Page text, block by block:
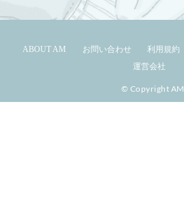
ABOUT AM お問い合わせ 利用規約
運営会社
© Copyright AM